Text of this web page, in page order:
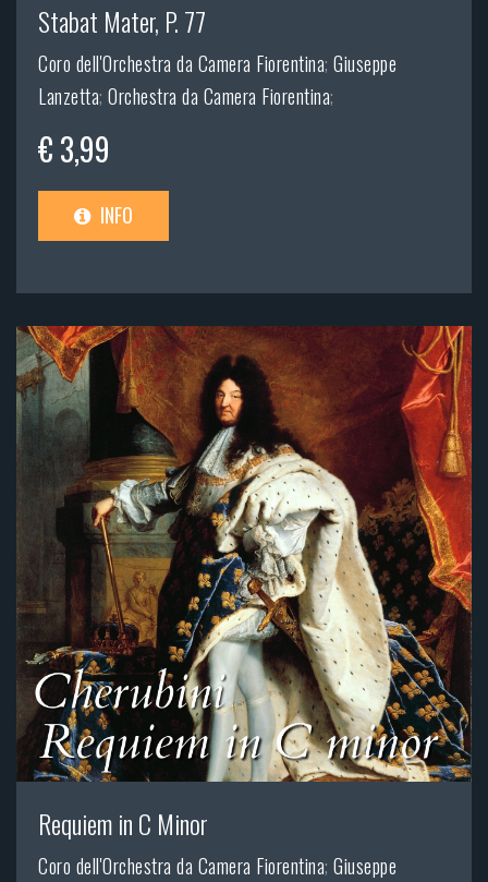
Stabat Mater, P. 77
Coro dell'Orchestra da Camera Fiorentina; Giuseppe
Lanzetta; Orchestra da Camera Fiorentina;
€ 3,99
INFO
Requiem in C Minor
Coro dell'Orchestra da Camera Fiorentina; Giuseppe